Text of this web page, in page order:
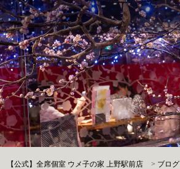
【公式】全席個室 ウメ子の家 上野駅前店 > ブログ